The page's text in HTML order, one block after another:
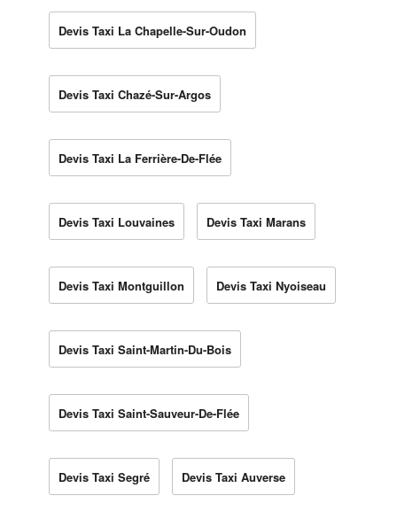
Devis Taxi La Chapelle-Sur-Oudon
Devis Taxi Chazé-Sur-Argos
Devis Taxi La Ferrière-De-Flée
Devis Taxi Louvaines Devis Taxi Marans
Devis Taxi Montguillon Devis Taxi Nyoiseau
Devis Taxi Saint-Martin-Du-Bois
Devis Taxi Saint-Sauveur-De-Flée
Devis Taxi Segré Devis Taxi Auverse